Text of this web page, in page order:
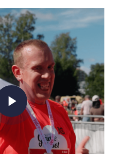
play_arrow